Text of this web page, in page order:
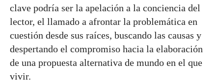
clave podría ser la apelación a la conciencia del
lector, el llamado a afrontar la problemática en
cuestión desde sus raíces, buscando las causas y
despertando el compromiso hacia la elaboración
de una propuesta alternativa de mundo en el que
vivir.